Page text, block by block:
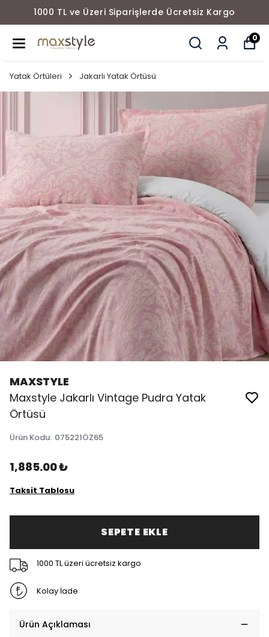
1000 TL ve Üzeri Siparişlerde Ücretsiz Kargo
0
Yatak Örtüleri Jakarlı Yatak Örtüsü
MAXSTYLE
Maxstyle Jakarlı Vintage Pudra Yatak
Örtüsü
Ürün Kodu: 075221ÖZ65
1,885.00 ₺
Taksit Tablosu
SEPETE EKLE
1000 TL üzeri ücretsiz kargo
Kolay İade
Ürün Açıklaması